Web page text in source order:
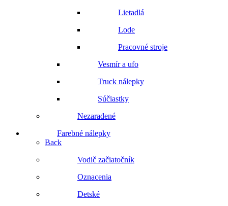
Lietadlá
Lode
Pracovné stroje
Vesmír a ufo
Truck nálepky
Súčiastky
Nezaradené
Farebné nálepky
Back
Vodič začiatočník
Oznacenia
Detské